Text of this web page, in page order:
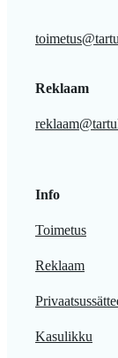
Reklaam
Info
Toimetus
Reklaam
Kasulikku